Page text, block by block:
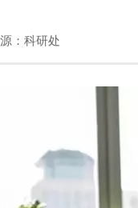
：科研处